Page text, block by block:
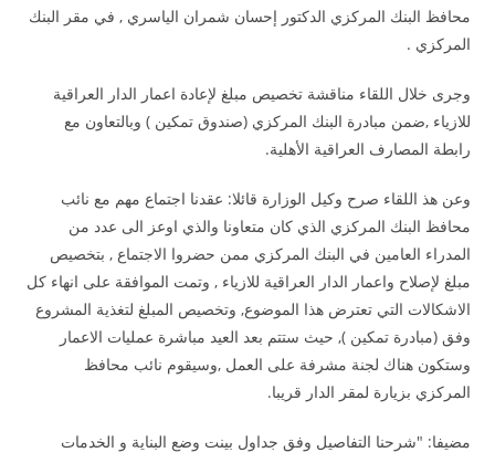
محافظ البنك المركزي الدكتور إحسان شمران الياسري , في مقر البنك
المركزي .
وجرى خلال اللقاء مناقشة تخصيص مبلغ لإعادة اعمار الدار العراقية
للازياء ,ضمن مبادرة البنك المركزي (صندوق تمكين ) وبالتعاون مع
رابطة المصارف العراقية الأهلية.
وعن هذ اللقاء صرح وكيل الوزارة قائلا: عقدنا اجتماع مهم مع نائب
محافظ البنك المركزي الذي كان متعاونا والذي اوعز الى عدد من
المدراء العامين في البنك المركزي ممن حضروا الاجتماع , بتخصيص
مبلغ لإصلاح واعمار الدار العراقية للازياء , وتمت الموافقة على انهاء كل
الاشكالات التي تعترض هذا الموضوع, وتخصيص المبلغ لتغذية المشروع
وفق (مبادرة تمكين ), حيث ستتم بعد العيد مباشرة عمليات الاعمار
وستكون هناك لجنة مشرفة على العمل ,وسيقوم نائب محافظ
المركزي بزيارة لمقر الدار قريبا.
مضيفا: "شرحنا التفاصيل وفق جداول بينت وضع البناية و الخدمات